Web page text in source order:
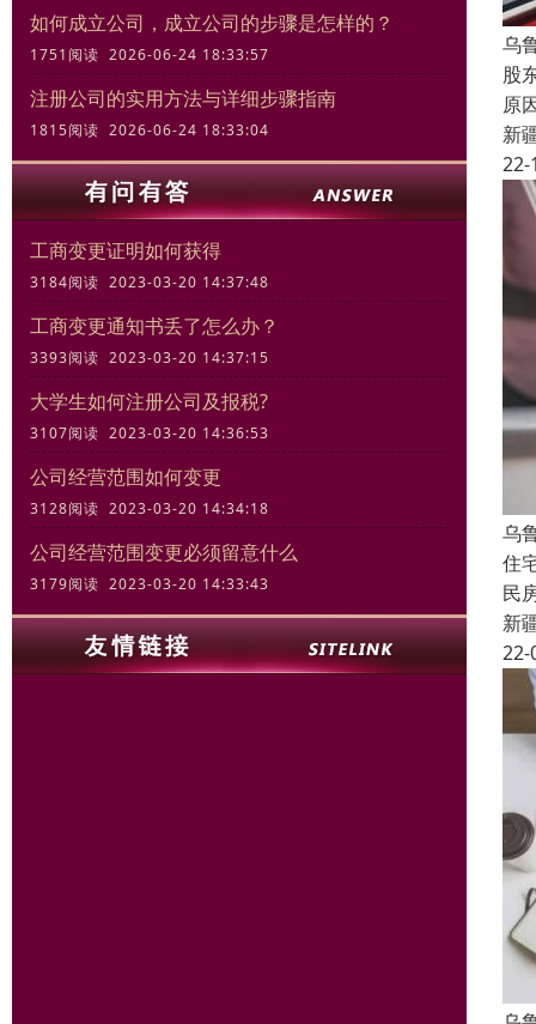
如何成立公司，成立公司的步骤是怎样的？
1751阅读 2026-06-24 18:33:57
注册公司的实用方法与详细步骤指南
1815阅读 2026-06-24 18:33:04
工商变更证明如何获得
3184阅读 2023-03-20 14:37:48
工商变更通知书丢了怎么办？
3393阅读 2023-03-20 14:37:15
大学生如何注册公司及报税?
3107阅读 2023-03-20 14:36:53
公司经营范围如何变更
3128阅读 2023-03-20 14:34:18
公司经营范围变更必须留意什么
3179阅读 2023-03-20 14:33:43
乌
股
原
新
22-
乌
住
民
新
22-